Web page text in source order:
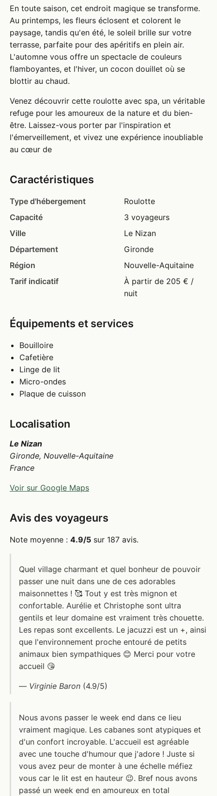
En toute saison, cet endroit magique se transforme.
Au printemps, les fleurs éclosent et colorent le
paysage, tandis qu'en été, le soleil brille sur votre
terrasse, parfaite pour des apéritifs en plein air.
L'automne vous offre un spectacle de couleurs
flamboyantes, et l'hiver, un cocon douillet où se
blottir au chaud.
Venez découvrir cette roulotte avec spa, un véritable
refuge pour les amoureux de la nature et du bien-
être. Laissez-vous porter par l'inspiration et
l'émerveillement, et vivez une expérience inoubliable
au cœur de
Caractéristiques
Type d'hébergement
Roulotte
Capacité
3 voyageurs
Ville
Le Nizan
Département
Gironde
Région
Nouvelle-Aquitaine
Tarif indicatif
À partir de 205 € /
nuit
Équipements et services
Bouilloire
Cafetière
Linge de lit
Micro-ondes
Plaque de cuisson
Localisation
Le Nizan
Gironde, Nouvelle-Aquitaine
France
Voir sur Google Maps
Avis des voyageurs
Note moyenne : 4.9/5 sur 187 avis.
Quel village charmant et quel bonheur de pouvoir
passer une nuit dans une de ces adorables
maisonnettes ! 🥰 Tout y est très mignon et
confortable. Aurélie et Christophe sont ultra
gentils et leur domaine est vraiment très chouette.
Les repas sont excellents. Le jacuzzi est un +, ainsi
que l'environnement proche entouré de petits
animaux bien sympathiques 😊 Merci pour votre
accueil 😘
— Virginie Baron (4.9/5)
Nous avons passer le week end dans ce lieu
vraiment magique. Les cabanes sont atypiques et
d'un confort incroyable. L'accueil est agréable
avec une touche d'humour que j'adore ! Juste si
vous avez peur de monter à une échelle méfiez
vous car le lit est en hauteur 😉. Bref nous avons
passé un week end en amoureux en total